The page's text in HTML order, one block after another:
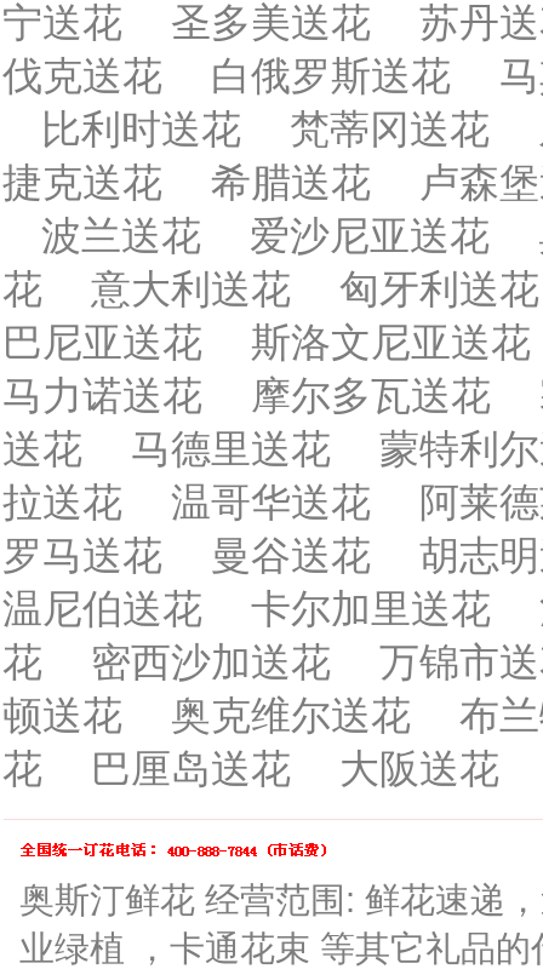
宁送花
圣多美送花
苏丹
伐克送花
白俄罗斯送花
比利时送花
梵蒂冈送花
捷克送花
希腊送花
卢森
波兰送花
爱沙尼亚送花
花
意大利送花
匈牙利送花
巴尼亚送花
斯洛文尼亚送花
马力诺送花
摩尔多瓦送花
送花
马德里送花
蒙特利
拉送花
温哥华送花
阿莱
罗马送花
曼谷送花
胡志
温尼伯送花
卡尔加里送花
花
密西沙加送花
万锦市
顿送花
奥克维尔送花
布
花
巴厘岛送花 大阪送花
奥斯汀鲜花 经营范围: 鲜花速递
业绿植 ，卡通花束 等其它礼品